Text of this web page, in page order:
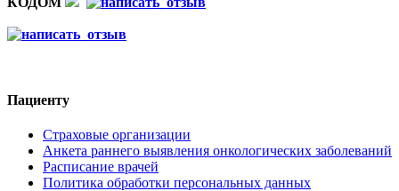
Пациенту
Страховые организации
Анкета раннего выявления онкологических заболеваний
Расписание врачей
Политика обработки персональных данных